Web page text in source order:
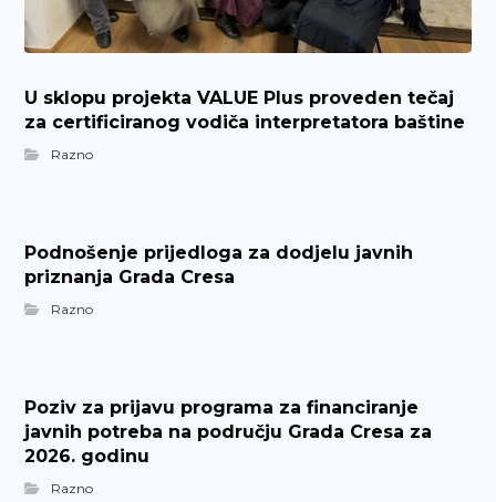
U sklopu projekta VALUE Plus proveden tečaj
za certificiranog vodiča interpretatora baštine
Razno
Podnošenje prijedloga za dodjelu javnih
priznanja Grada Cresa
Razno
Poziv za prijavu programa za financiranje
javnih potreba na području Grada Cresa za
2026. godinu
Razno